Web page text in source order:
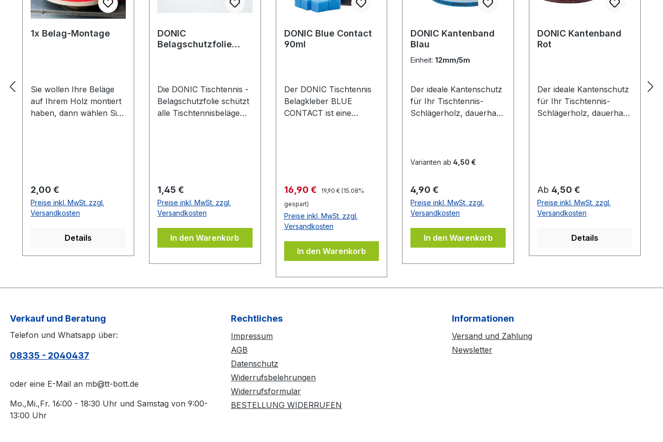
1x Belag-Montage
Sie wollen Ihre Beläge
auf Ihrem Holz montiert
haben, dann wählen Sie
die Vorhandseite auf der
das Emblem bzw. eine
Aufschrift zu sehen
bei der Belag Montage
inklusive.Bei den
KEINE Belag-Montage
legen.
Regulärer Preis:
2,00 €
Preise inkl. MwSt. zzgl.
Versandkosten
Details
DONIC
Belagschutzfolie
Die DONIC Tischtennis -
Belagschutzfolie schützt
alle Tischtennisbeläge
Haftung durch leicht
selbstklebende
Eigenschaften der Folie
auf Ihrem Belag.
Oberfläche des Belages
(z.B. mit einem DONIC
die Belagschutzfolie
Regulärer Preis:
1,45 €
Preise inkl. MwSt. zzgl.
Versandkosten
In den Warenkorb
DONIC Blue Contact
90ml
Der DONIC Tischtennis
Belagkleber BLUE
CONTACT ist eine
Konsistenz sorgt für eine
verbesserte
Klebewirkung und die
Beläge können auch
wieder problemlos
abgezogen werden,
Schwamm ausreißt bzw.
beschädigt wird. Durch
CONTACT beinhaltet
keine flüchtigen
organischen
Lösungsmittel und darf
Verkaufspreis:
16,90 € Regulärer Preis:
19,90 € (15.08%
gespart)
Preise inkl. MwSt. zzgl.
Versandkosten
In den Warenkorb
DONIC Kantenband
Blau
Einheit:12mm/5m
Der ideale Kantenschutz
für Ihr Tischtennis-
Schlägerholz, dauerhaft
Varianten ab 4,50 €
Regulärer Preis:
4,90 €
Preise inkl. MwSt. zzgl.
Versandkosten
In den Warenkorb
DONIC Kantenband
Rot
Der ideale Kantenschutz
für Ihr Tischtennis-
Schlägerholz, dauerhaft
Regulärer Preis:
Ab4,50 €
Preise inkl. MwSt. zzgl.
Versandkosten
Details
Verkauf und Beratung
Telefon und Whatsapp über:
08335 - 2040437
oder eine E-Mail an mb@tt-bott.de
Mo.,Mi.,Fr. 16:00 - 18:30 Uhr und Samstag von 9:00-
13:00 Uhr
Rechtliches
Impressum
AGB
Datenschutz
Widerrufsbelehrungen
Widerrufsformular
BESTELLUNG WIDERRUFEN
Informationen
Versand und Zahlung
Newsletter